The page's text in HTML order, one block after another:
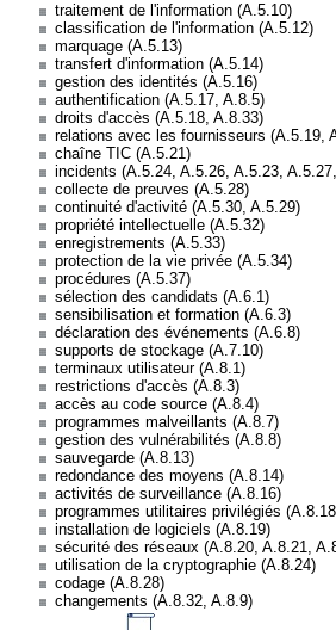
traitement de l'information (A.5.10)
classification de l'information (A.5.12)
marquage (A.5.13)
transfert d'information (A.5.14)
gestion des identités (A.5.16)
authentification (A.5.17, A.8.5)
droits d'accès (A.5.18, A.8.33)
relations avec les fournisseurs (A.5.19,
chaîne TIC (A.5.21)
incidents (A.5.24, A.5.26, A.5.23,
collecte de preuves (A.5.28)
continuité d'activité (A.5.30, A.5.29)
propriété intellectuelle (A.5.32)
enregistrements (A.5.33)
protection de la vie privée (A.5.34)
procédures (A.5.37)
sélection des candidats (A.6.1)
sensibilisation et formation (A.6.3)
déclaration des événements (A.6.8)
supports de stockage (A.7.10)
terminaux utilisateur (A.8.1)
restrictions d'accès (A.8.3)
accès au code source (A.8.4)
programmes malveillants (A.8.7)
gestion des vulnérabilités (A.8.8)
sauvegarde (A.8.13)
redondance des moyens (A.8.14)
activités de surveillance (A.8.16)
programmes utilitaires privilégiés
installation de logiciels (A.8.19)
sécurité des réseaux (A.8.20, A.8.21,
utilisation de la cryptographie (A.8.24)
codage (A.8.28)
changements (A.8.32, A.8.9)